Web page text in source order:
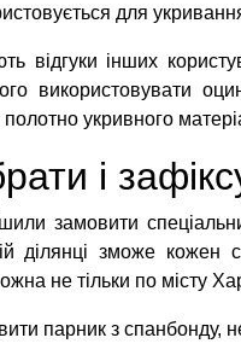
для
відгуки інших
використовувати
укривного
і
замовити
ділянці зможе кожен
не тільки по місту
парник з спанбонду,